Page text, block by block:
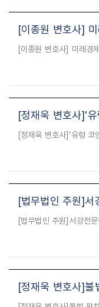
[이종원 변호사]
[정재욱 변호사]'유
[법무법인 주원]서
[정재욱 변호사]